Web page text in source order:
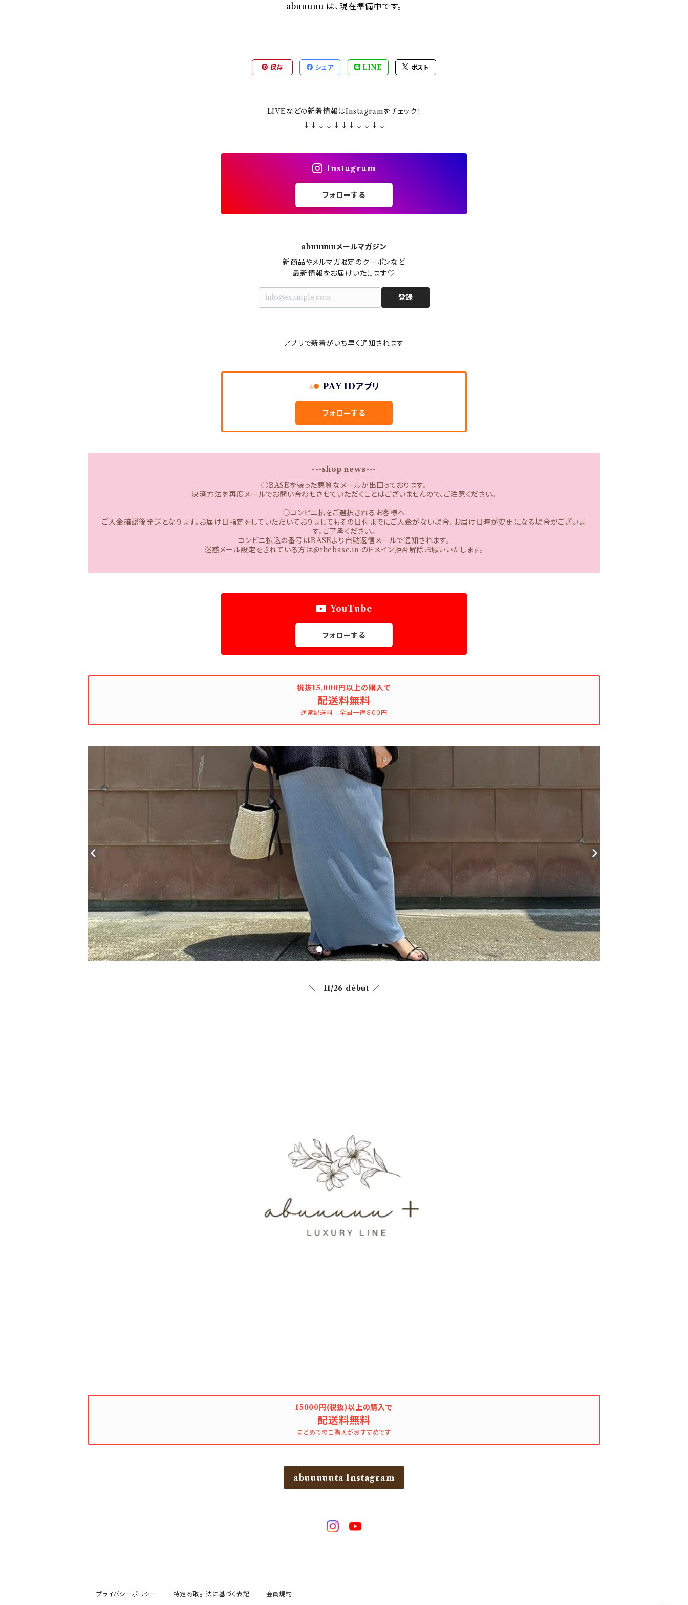
abuuuuu は、現在準備中です。
保存 シェア LINE ポスト
LIVEなどの新着情報はInstagramをチェック！
↓↓↓↓↓↓↓↓↓↓↓
Instagram
フォローする
abuuuuuメールマガジン
新商品やメルマガ限定のクーポンなど
最新情報をお届けいたします♡
登録
アプリで新着がいち早く通知されます
PAY IDアプリ
フォローする
---shop news---
◯BASEを装った悪質なメールが出回っております。
決済方法を再度メールでお問い合わせさせていただくことはございませんので、ご注意ください。
◯コンビニ払をご選択されるお客様へ
ご入金確認後発送となります。お届け日指定をしていただいておりましてもその日付までにご入金がない場合、お届け日時が変更になる場合がございま
す。ご了承ください。
コンビニ払込の番号はBASEより自動返信メールで通知されます。
迷惑メール設定をされている方は@thebase.in のドメイン拒否解除お願いいたします。
YouTube
フォローする
税抜15,000円以上の購入で
配送料無料
通常配送料 全国一律８００円
＼ 11/26 début ／
15000円(税抜)以上の購入で
配送料無料
まとめてのご購入がおすすめです
abuuuuuta Instagram
プライバシーポリシー 特定商取引法に基づく表記 会員規約